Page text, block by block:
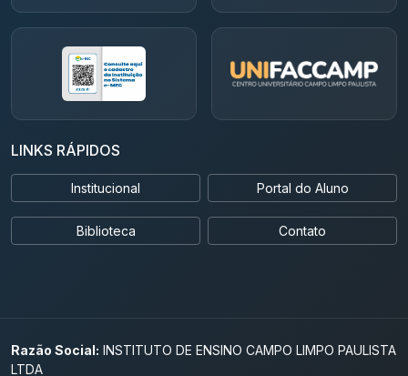
LINKS RÁPIDOS
Institucional Portal do Aluno
Biblioteca Contato
Razão Social: INSTITUTO DE ENSINO CAMPO LIMPO PAULISTA
LTDA